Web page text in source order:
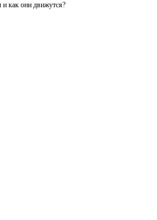
и как они движутся?